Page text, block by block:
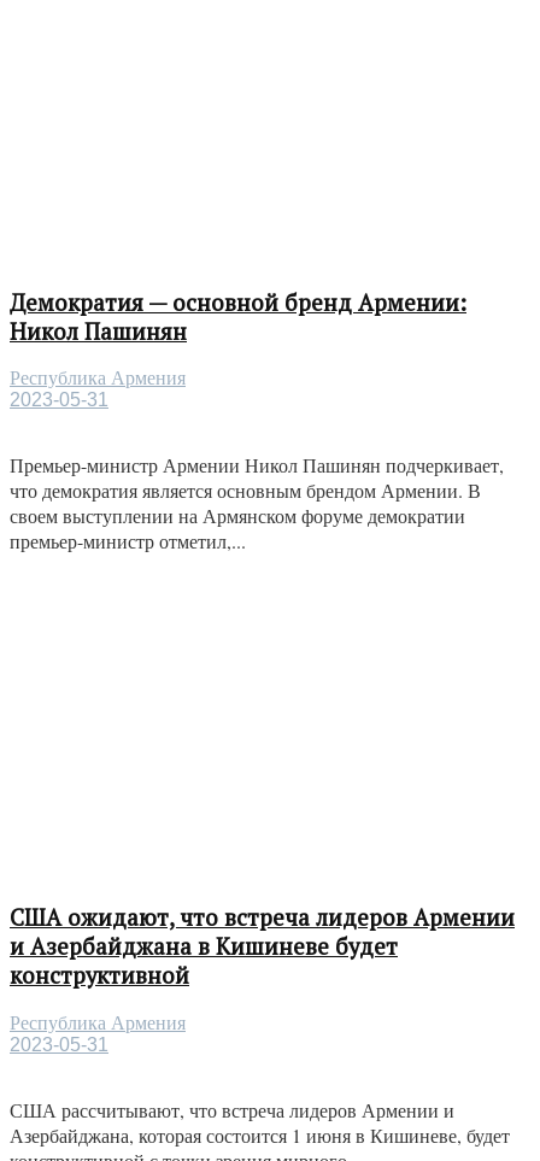
Демократия — основной бренд Армении:
Никол Пашинян
Республика Армения
2023-05-31
Премьер-министр Армении Никол Пашинян подчеркивает,
что демократия является основным брендом Армении. В
своем выступлении на Армянском форуме демократии
премьер-министр отметил,...
США ожидают, что встреча лидеров Армении
и Азербайджана в Кишиневе будет
конструктивной
Республика Армения
2023-05-31
США рассчитывают, что встреча лидеров Армении и
Азербайджана, которая состоится 1 июня в Кишиневе, будет